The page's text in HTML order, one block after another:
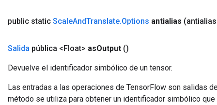
public static ScaleAndTranslate.Options antialias
Salida pública <Float> asOutput ()
Devuelve el identificador simbólico de un tensor.
Las entradas a las operaciones de TensorFlow son salidas
método se utiliza para obtener un identificador simbólico